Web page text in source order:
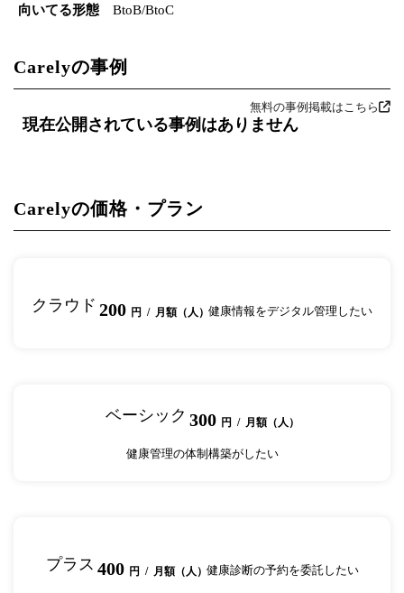
向いてる形態 BtoB/BtoC
Carelyの事例
無料の事例掲載はこちら
現在公開されている事例はありません
Carelyの価格・プラン
クラウド 200 円 / 月額（人）健康情報をデジタル管理したい
ベーシック 300 円 / 月額（人）
健康管理の体制構築がしたい
プラス 400 円 / 月額（人）健康診断の予約を委託したい